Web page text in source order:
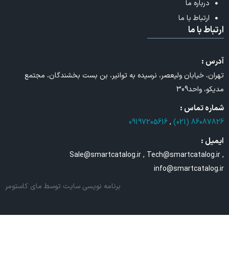
درباره ما
ارتباط با ما
ارتباط با ما
آدرس :
تهران، خیابان ولیعصر، نرسیده به توانیر، بن بست بخشندگان، مجتمع
مدیکو، واحد309
شماره تماس :
86087826 (021)
,
09197205616
ایمیل :
Sale@smartcatalog.ir , Tech@smartcatalog.ir ,
info@smartcatalog.ir
برنامه نویسی سایت توسط مای کاستومر